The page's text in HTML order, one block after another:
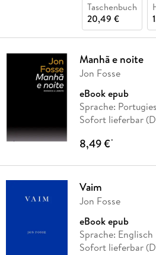
Taschenbuch
20,49 €
Manhã e noite
Jon Fosse
eBook epub
Sprache:
Sofort lieferbar
8,49 €*
Vaim
Jon Fosse
eBook epub
Sprache: Englisch
Sofort lieferbar